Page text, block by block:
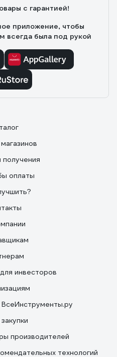
с гарантией!
приложение, чтобы
всегда была под рукой
оплаты
инвесторов
производителей
технологий